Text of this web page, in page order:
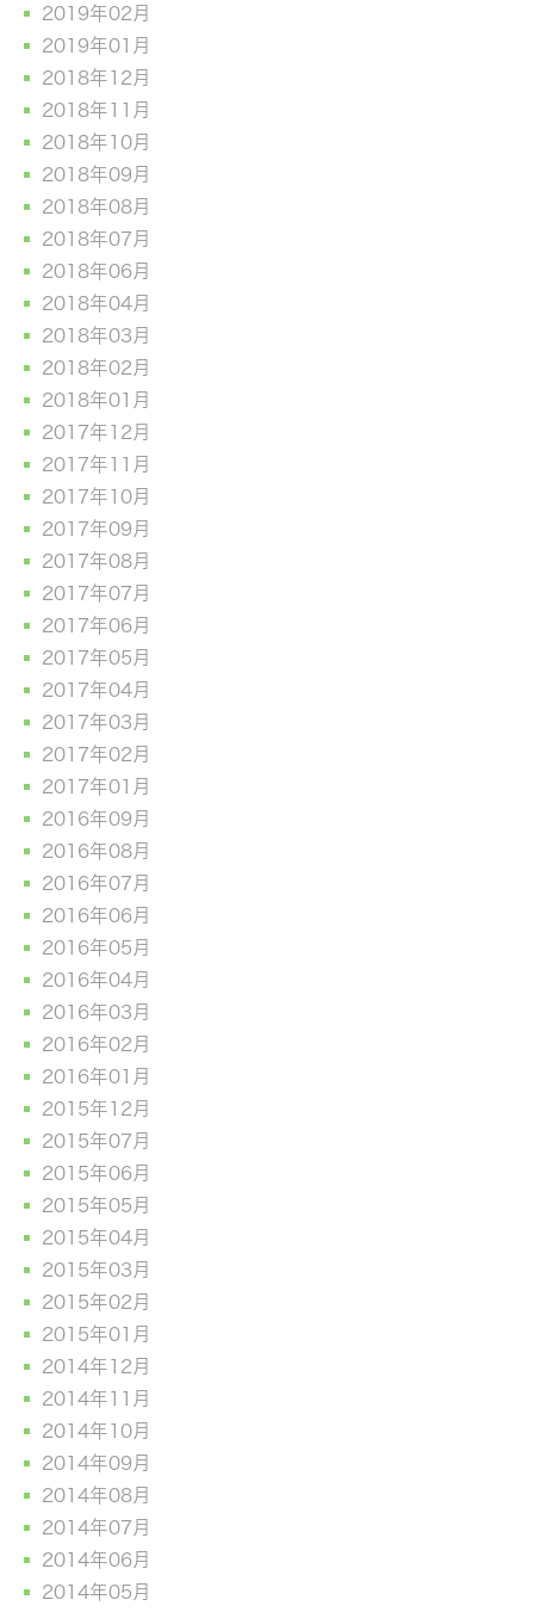
2019年02月
2019年01月
2018年12月
2018年11月
2018年10月
2018年09月
2018年08月
2018年07月
2018年06月
2018年04月
2018年03月
2018年02月
2018年01月
2017年12月
2017年11月
2017年10月
2017年09月
2017年08月
2017年07月
2017年06月
2017年05月
2017年04月
2017年03月
2017年02月
2017年01月
2016年09月
2016年08月
2016年07月
2016年06月
2016年05月
2016年04月
2016年03月
2016年02月
2016年01月
2015年12月
2015年07月
2015年06月
2015年05月
2015年04月
2015年03月
2015年02月
2015年01月
2014年12月
2014年11月
2014年10月
2014年09月
2014年08月
2014年07月
2014年06月
2014年05月